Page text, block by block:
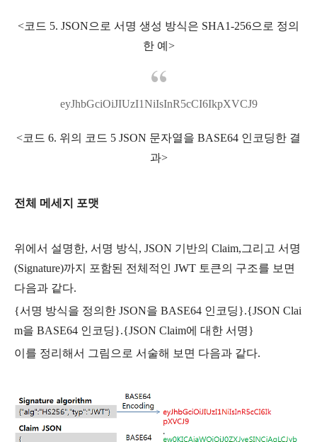
<코드 5. JSON으로 서명 생성 방식은 SHA1-256으로 정의
한 예>
eyJhbGciOiJIUzI1NiIsInR5cCI6IkpXVCJ9
<코드 6. 위의 코드 5 JSON 문자열을 BASE64 인코딩한 결
과>
전체 메세지 포맷
위에서 설명한, 서명 방식, JSON 기반의 Claim,그리고 서명
(Signature)까지 포함된 전체적인 JWT 토큰의 구조를 보면
다음과 같다.
{서명 방식을 정의한 JSON을 BASE64 인코딩}.{JSON Clai
m을 BASE64 인코딩}.{JSON Claim에 대한 서명}
이를 정리해서 그림으로 서술해 보면 다음과 같다.